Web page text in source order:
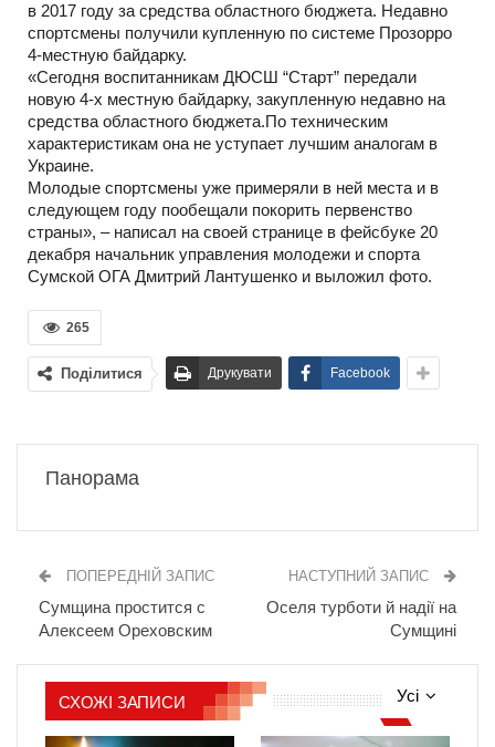
в 2017 году за средства областного бюджета. Недавно
спортсмены получили купленную по системе Прозорро
4-местную байдарку.
«Сегодня воспитанникам ДЮСШ “Старт” передали
новую 4-х местную байдарку, закупленную недавно на
средства областного бюджета.По техническим
характеристикам она не уступает лучшим аналогам в
Украине.
Молодые спортсмены уже примеряли в ней места и в
следующем году пообещали покорить первенство
страны», – написал на своей странице в фейсбуке 20
декабря начальник управления молодежи и спорта
Сумской ОГА Дмитрий Лантушенко и выложил фото.
265
Поділитися Друкувати Facebook
Панорама
ПОПЕРЕДНІЙ ЗАПИС
Сумщина простится с
Алексеем Ореховским
НАСТУПНИЙ ЗАПИС
Оселя турботи й надії на
Сумщині
Усі
СХОЖІ ЗАПИСИ